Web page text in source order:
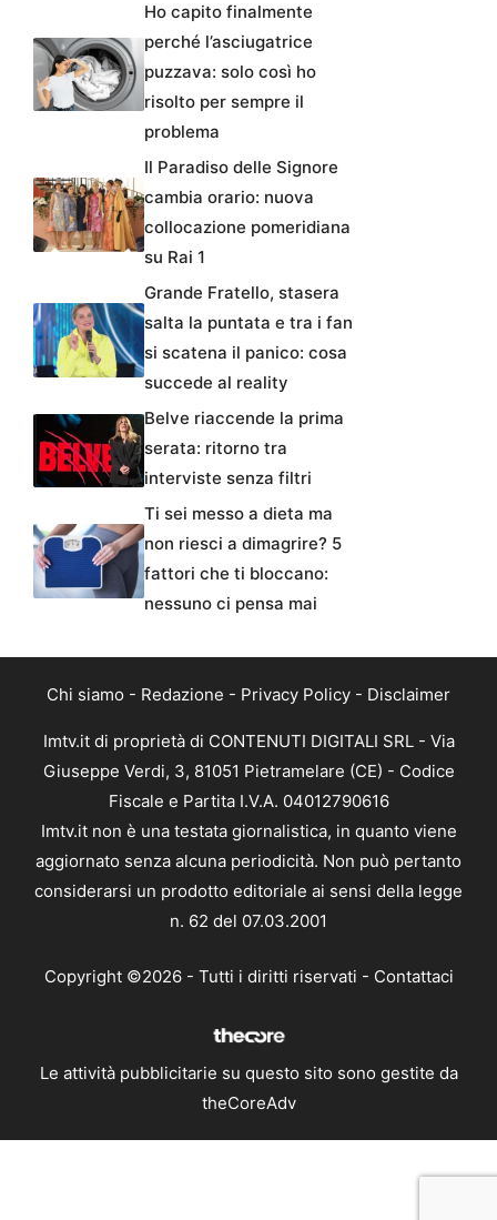
Ho capito finalmente
perché l’asciugatrice
puzzava: solo così ho
risolto per sempre il
problema
Il Paradiso delle Signore
cambia orario: nuova
collocazione pomeridiana
su Rai 1
Grande Fratello, stasera
salta la puntata e tra i fan
si scatena il panico: cosa
succede al reality
Belve riaccende la prima
serata: ritorno tra
interviste senza filtri
Ti sei messo a dieta ma
non riesci a dimagrire? 5
fattori che ti bloccano:
nessuno ci pensa mai
Chi siamo - Redazione - Privacy Policy - Disclaimer
Imtv.it di proprietà di CONTENUTI DIGITALI SRL - Via
Giuseppe Verdi, 3, 81051 Pietramelare (CE) - Codice
Fiscale e Partita I.V.A. 04012790616
Imtv.it non è una testata giornalistica, in quanto viene
aggiornato senza alcuna periodicità. Non può pertanto
considerarsi un prodotto editoriale ai sensi della legge
n. 62 del 07.03.2001
Copyright ©2026 - Tutti i diritti riservati - Contattaci
Le attività pubblicitarie su questo sito sono gestite da
theCoreAdv